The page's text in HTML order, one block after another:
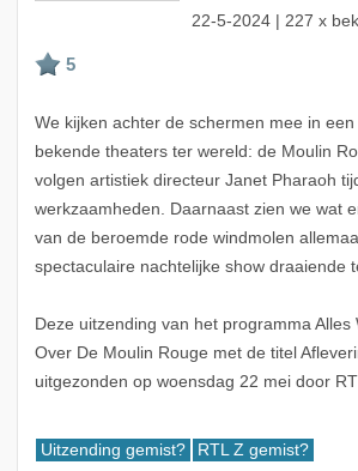
22-5-2024| 227 x
We kijken achter de schermen mee in
bekende theaters ter wereld: de Moulin
volgen artistiek directeur Janet Pharaoh
werkzaamheden. Daarnaast zien we wat
van de beroemde rode windmolen
spectaculaire nachtelijke show draaiende
Deze uitzending van het programma Alles
Over De Moulin Rouge met de titel
uitgezonden op woensdag 22 mei door
Uitzending gemist? RTL Z gemist?